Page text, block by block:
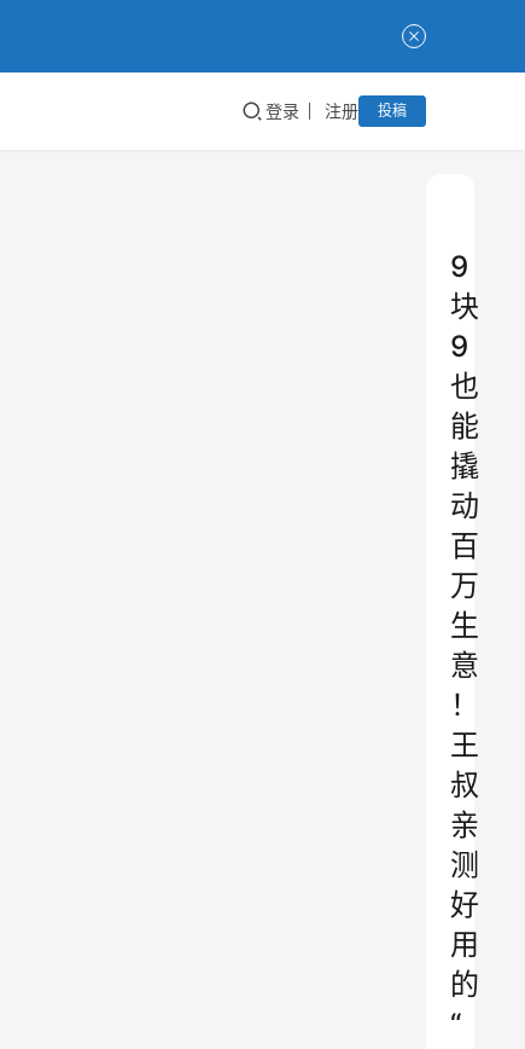
登录 注册 投稿
9
块
9
也
能
撬
动
百
万
生
意
！
王
叔
亲
测
好
用
的
“